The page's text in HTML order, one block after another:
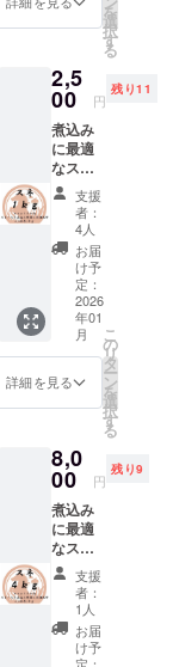
をご確
認くだ
さい。
お届け
商品の
に表記
されま
す。 商
品開封
前には
必ずお
届けの
リター
ンに貼
付され
たラベ
ルや注
意書き
をご確
認くだ
さい。
シア 補
足 ・一
しい旬
の馬肉
をお届
けする
ため、
お手元
に届く
までお
時間を
頂きま
す。 ・
パック
ごとに
重量が
異なる
ため、
リター
ンに
よって
数が異
なりま
す。 ・
原材料
及び添
加物等
の食品
表示は
お届け
商品の
ラベル
法：冷
蔵庫で
お届け
方法：
ヤマト
運輸
クール
便（冷
凍） 輸
入、販
売者：
株式会
社キー
シア 補
足 ・一
番美味
しい旬
の馬肉
をお届
けする
ため、
に届く
までお
時間を
頂きま
す。 ・
パック
ごとに
重量が
異なる
ため、
リター
ンに
商品
名：遊
産地：
モンゴ
ル 食べ
方：生
食可 内
容量：
合計約
４ｋｇ
加工形
状：塊
肉 梱
包：冷
凍真空
パック
保存方
法：要
冷凍 解
凍方
法：冷
約１日
お届け
方法：
ヤマト
運輸
クール
便（冷
凍） 輸
入、販
売者：
株式会
社キー
のある
スタッ
解体用
包丁を
使い加
工して
おりま
す。 日
本の加
工水準
を守り
馬肉を
加工し
ており
ます。
商品
名：遊
産地：
モンゴ
方：生
食可 内
容量：
合計約
４ｋｇ
加工形
状：塊
肉 梱
包：冷
凍真空
パック
保存方
ンゴル
の馬肉
品質の
馬肉を
お届け
致しま
す。
【日本
クオリ
ティの
加工】
モンゴ
ルの契
約工場
にて、
日本の
食肉工
10年加
工経験
フが、
日本の
解体用
包丁を
使い加
工して
おりま
す。 日
本の加
工水準
を守り
選され
た馬】
モンゴ
ル遊牧
民が弊
社に輸
出する
ために
特別に
育てた
馬の中
から、
特に状
態の良
い馬を
て使用
してい
ルの馬
肉の中
でも最
高品質
の馬肉
をお届
け致し
ます。
【日本
クオリ
ティの
しま
す。数
百グラ
ムか数
キロご
とに
カット
して真
空パッ
クで梱
包して
おりま
す。
【部
位】 ハ
ラミ
【使用
モンゴ
ル遊牧
民が弊
社に輸
出する
ために
特別に
育てた
馬の中
から、
特に状
モモ肉
の中で
らかい
部位と
して有
名で、
取れる
量が少
ない希
少部位
です。
シンタ
マのブ
ロック
を合計
約４ｋ
ｇお届
け致し
ます。
ごとに
カット
して真
空パッ
クで梱
包して
おりま
す。
【部
位】 シ
ンタマ
を
選
択
す
る
2,5
00 円
残り11
煮込み
に最適
なスネ
肉セッ
ト ス
ネ：約
１ｋｇ
ももよ
り下の
部分を
使用し
ており
ます。
カレー
などの
煮込み
どに相
性抜群
です。
赤身の
部位で
脂身が
少ない
ことも
特徴の
一つで
す。 ス
支援
者：
4人
お届
け予
定：
2026
年01
月
詳細を見る
こ
の
リ
タ
ー
ン
を
選
択
す
る
8,0
00 円
残り9
煮込み
に最適
なスネ
肉セッ
ト ス
ネ：約
４ｋｇ
ももよ
り下の
支援
者：
1人
お届
け予
定：